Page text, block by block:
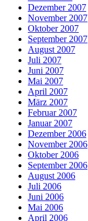
Dezember 2007
November 2007
Oktober 2007
September 2007
August 2007
Juli 2007
Juni 2007
Mai 2007
April 2007
März 2007
Februar 2007
Januar 2007
Dezember 2006
November 2006
Oktober 2006
September 2006
August 2006
Juli 2006
Juni 2006
Mai 2006
April 2006